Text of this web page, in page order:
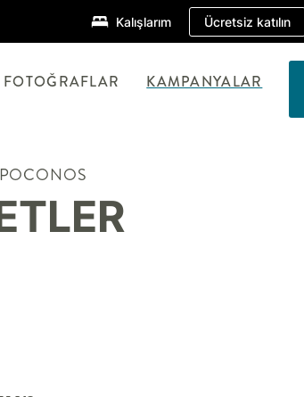
Kalışlarım Ücretsiz katılın
FOTOĞRAFLAR KAMPANYALAR